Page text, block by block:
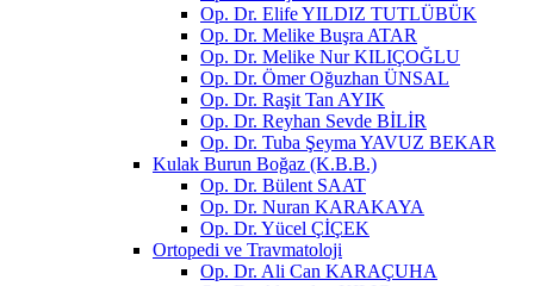
Op. Dr. Elife YILDIZ TUTLÜBÜK
Op. Dr. Melike Buşra ATAR
Op. Dr. Melike Nur KILIÇOĞLU
Op. Dr. Ömer Oğuzhan ÜNSAL
Op. Dr. Raşit Tan AYIK
Op. Dr. Reyhan Sevde BİLİR
Op. Dr. Tuba Şeyma YAVUZ BEKAR
Kulak Burun Boğaz (K.B.B.)
Op. Dr. Bülent SAAT
Op. Dr. Nuran KARAKAYA
Op. Dr. Yücel ÇİÇEK
Ortopedi ve Travmatoloji
Op. Dr. Ali Can KARAÇUHA